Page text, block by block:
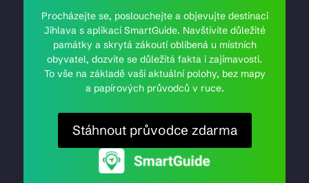
Procházejte se, poslouchejte a objevujte destinaci
Jihlava s aplikací SmartGuide. Navštívíte důležité
památky a skrytá zákoutí oblíbená u místních
obyvatel, dozvíte se důležitá fakta i zajímavosti.
To vše na základě vaší aktuální polohy, bez mapy
a papírových průvodců v ruce.
Stáhnout průvodce zdarma